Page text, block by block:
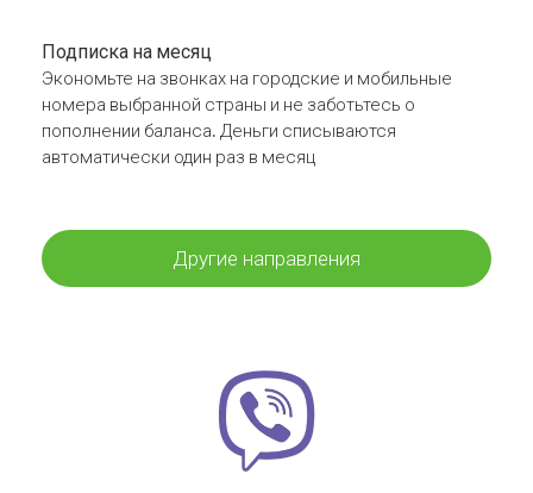
Подписка на месяц
Экономьте на звонках на городские и мобильные
номера выбранной страны и не заботьтесь о
пополнении баланса. Деньги списываются
автоматически один раз в месяц
Другие направления